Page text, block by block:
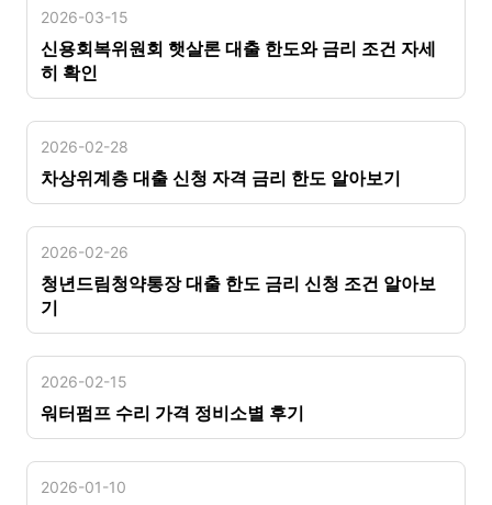
2026-03-15
신용회복위원회 햇살론 대출 한도와 금리 조건 자세
히 확인
2026-02-28
차상위계층 대출 신청 자격 금리 한도 알아보기
2026-02-26
청년드림청약통장 대출 한도 금리 신청 조건 알아보
기
2026-02-15
워터펌프 수리 가격 정비소별 후기
2026-01-10